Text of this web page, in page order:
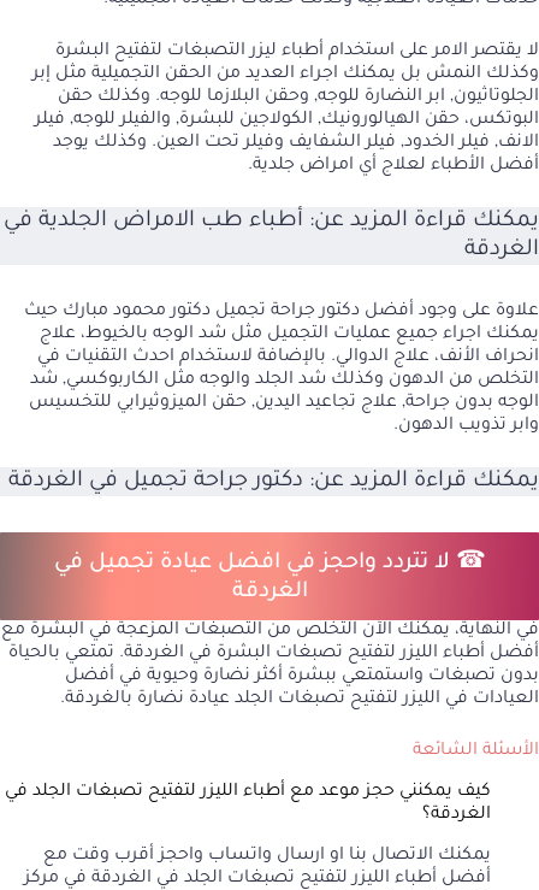
لا يقتصر الامر على استخدام أطباء ليزر التصبغات لتفتيح البشرة
وكذلك النمش بل يمكنك اجراء العديد من الحقن التجميلية مثل إبر
الجلوتاثيون, ابر النضارة للوجه, وحقن البلازما للوجه. وكذلك حقن
البوتكس، حقن الهيالورونيك, الكولاجين للبشرة, والفيلر للوجه, فيلر
الانف, فيلر الخدود, فيلر الشفايف وفيلر تحت العين. وكذلك يوجد
أفضل الأطباء لعلاج أي امراض جلدية.
يمكنك قراءة المزيد عن: أطباء طب الامراض الجلدية في
الغردقة
علاوة على وجود أفضل دكتور جراحة تجميل دكتور محمود مبارك حيث
يمكنك اجراء جميع عمليات التجميل مثل شد الوجه بالخيوط، علاج
انحراف الأنف، علاج الدوالي. بالإضافة لاستخدام احدث التقنيات في
التخلص من الدهون وكذلك شد الجلد والوجه مثل الكاربوكسي, شد
الوجه بدون جراحة, علاج تجاعيد اليدين, حقن الميزوثيرابي للتخسيس
وابر تذويب الدهون.
يمكنك قراءة المزيد عن: دكتور جراحة تجميل في الغردقة
☎ لا تتردد واحجز في افضل عيادة تجميل في
الغردقة
في النهاية، يمكنك الآن التخلص من التصبغات المزعجة في البشرة مع
أفضل أطباء الليزر لتفتيح تصبغات البشرة في الغردقة. تمتعي بالحياة
بدون تصبغات واستمتعي ببشرة أكثر نضارة وحيوية في أفضل
العيادات في الليزر لتفتيح تصبغات الجلد عيادة نضارة بالغردقة.
الأسئلة الشائعة
كيف يمكنني حجز موعد مع أطباء الليزر لتفتيح تصبغات الجلد في
الغردقة؟
يمكنك الاتصال بنا او ارسال واتساب واحجز أقرب وقت مع
أفضل أطباء الليزر لتفتيح تصبغات الجلد في الغردقة في مركز